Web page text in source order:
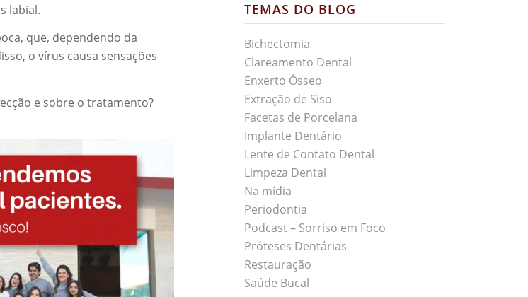
labial.
que, dependendo da
o vírus causa sensações
e sobre o tratamento?
TEMAS DO BLOG
Bichectomia
Clareamento Dental
Enxerto Ósseo
Extração de Siso
Facetas de Porcelana
Implante Dentário
Lente de Contato Dental
Limpeza Dental
Na mídia
Periodontia
Podcast – Sorriso em Foco
Próteses Dentárias
Restauração
Saúde Bucal